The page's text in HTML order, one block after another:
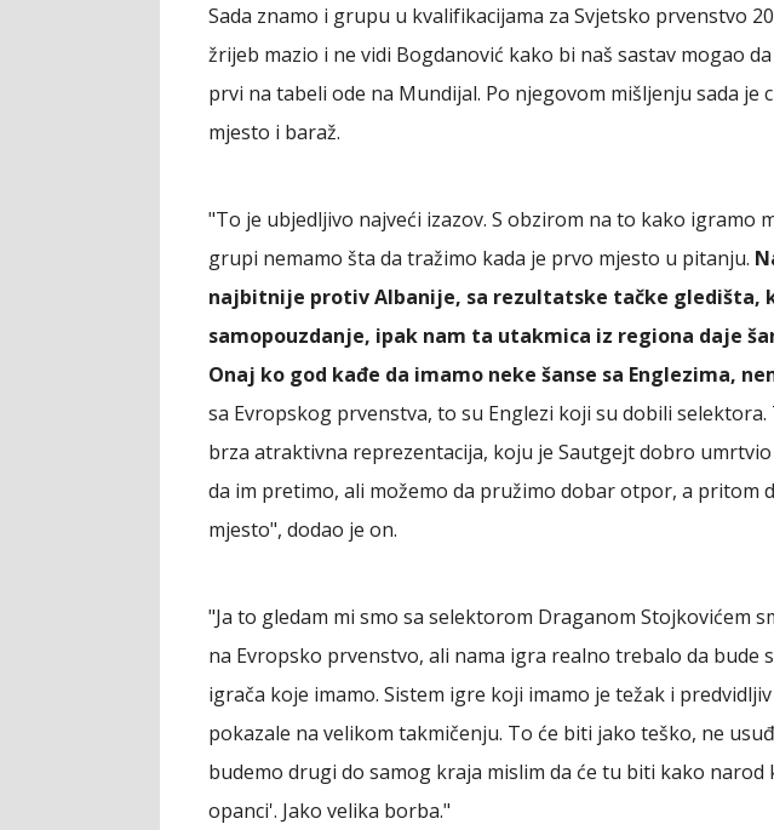
Sada znamo i grupu u kvalifikacijama za Svjetsko prvenstvo
žrijeb mazio i ne vidi Bogdanović kako bi naš sastav mogao
prvi na tabeli ode na Mundijal. Po njegovom mišljenju sada je
mjesto i baraž.
"To je ubjedljivo najveći izazov. S obzirom na to kako igramo
grupi nemamo šta da tražimo kada je prvo mjesto u pitanju.
najbitnije protiv Albanije, sa rezultatske tačke gledišta,
samopouzdanje, ipak nam ta utakmica iz regiona daje
Onaj ko god kađe da imamo neke šanse sa Englezima,
sa Evropskog prvenstva, to su Englezi koji su dobili
brza atraktivna reprezentacija, koju je Sautgejt dobro
da im pretimo, ali možemo da pružimo dobar otpor, a pritom
mjesto", dodao je on.
"Ja to gledam mi smo sa selektorom Draganom Stojkovićem
na Evropsko prvenstvo, ali nama igra realno trebalo da bude
igrača koje imamo. Sistem igre koji imamo je težak i
pokazale na velikom takmičenju. To će biti jako teško, ne
budemo drugi do samog kraja mislim da će tu biti kako narod
opanci'. Jako velika borba."